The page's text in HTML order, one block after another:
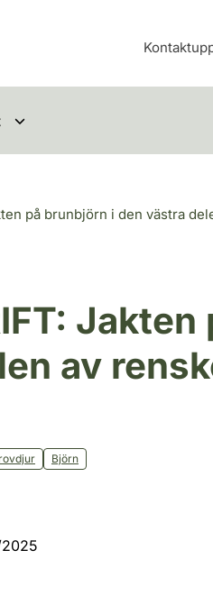
på brunbjörn i den västra
av
Björn